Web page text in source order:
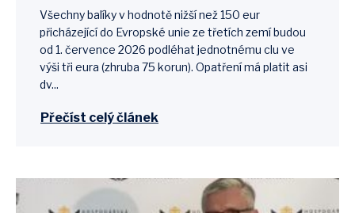
Všechny balíky v hodnotě nižší než 150 eur
přicházející do Evropské unie ze třetích zemí budou
od 1. července 2026 podléhat jednotnému clu ve
výši tři eura (zhruba 75 korun). Opatření má platit asi
dv...
Přečíst celý článek